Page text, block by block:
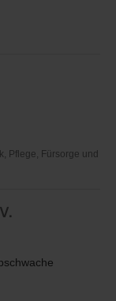
Pflege, Fürsorge und